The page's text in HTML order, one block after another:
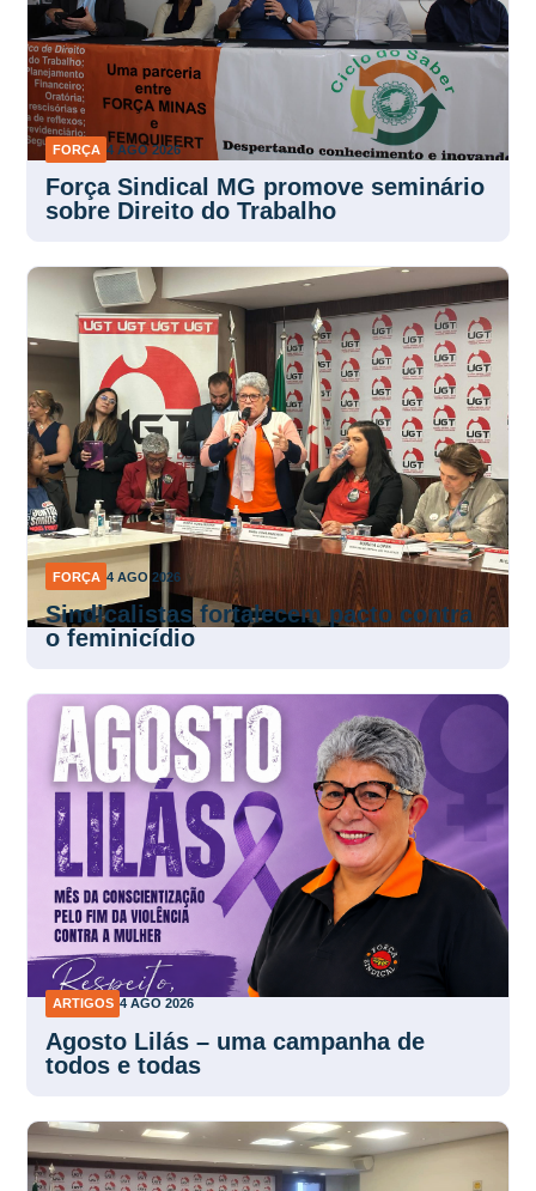
FORÇA 4 AGO 2026
Força Sindical MG promove seminário
sobre Direito do Trabalho
FORÇA 4 AGO 2026
Sindicalistas fortalecem pacto contra
o feminicídio
ARTIGOS 4 AGO 2026
Agosto Lilás – uma campanha de
todos e todas